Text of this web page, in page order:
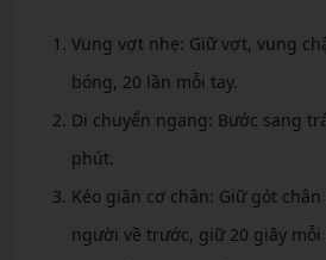
Vung vợt nhẹ: Giữ vợt, vung
bóng, 20 lần mỗi tay.
Di chuyển ngang: Bước sang
phút.
Kéo giãn cơ chân: Giữ gót
người về trước, giữ 20 giây mỗi